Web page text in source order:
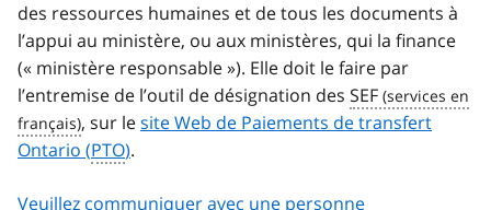
des ressources humaines et de tous les documents à
l’appui au ministère, ou aux ministères, qui la finance
(« ministère responsable »). Elle doit le faire par
l’entremise de l’outil de désignation des SEF
, sur lesite Web de Paiements de transfert
Ontario (PTO).
Veuillez communiquer avec une personne